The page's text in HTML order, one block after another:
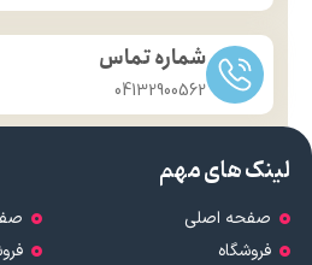
شماره تماس
04132900562
لینک های مهم
صفحه اصلی
فروشگاه